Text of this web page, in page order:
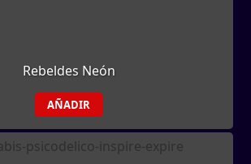
Rebeldes Neón
AÑADIR